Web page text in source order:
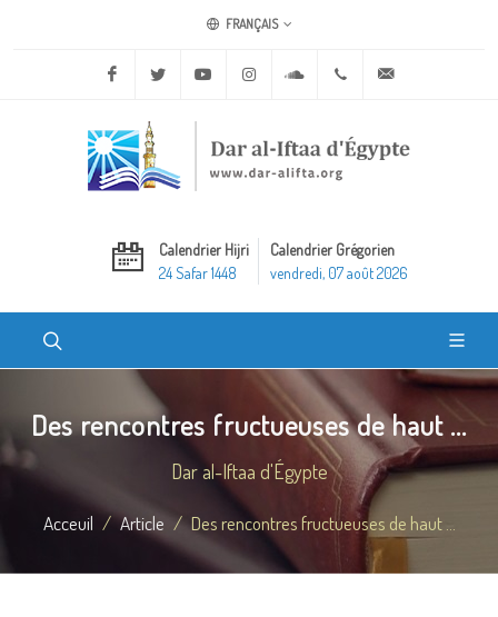
FRANÇAIS
Facebook Twitter Youtube Instagram Soundcloud+20 2 25970400
Calendrier Hijri
24 Safar 1448
Calendrier Grégorien
vendredi, 07 août 2026
Des rencontres fructueuses de haut ...
Dar al-Iftaa d'Égypte
Acceuil Article Des rencontres fructueuses de haut ...